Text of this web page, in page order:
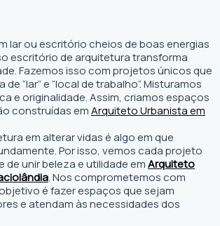
lar ou escritório cheios de boas energias
escritório de arquitetura transforma
Fazemos isso com projetos únicos que
“lar” e “local de trabalho”. Misturamos
e originalidade. Assim, criamos espaços
construídas emArquiteto Urbanista em
em alterar vidas é algo em que
Por isso, vemos cada projeto
unir beleza e utilidade emArquiteto
. Nos comprometemos com
é fazer espaços que sejam
e atendam às necessidades dos